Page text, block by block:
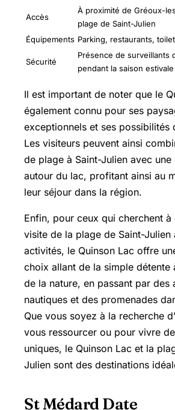
Accès
À proximité de Gréoux-
plage de Saint-Julien
Équipements Parking, restaurants,
Sécurité
Présence de surveillants
pendant la saison estivale
Il est important de noter que le
également connu pour ses
exceptionnels et ses possibilités
Les visiteurs peuvent ainsi
de plage à Saint-Julien avec une
autour du lac, profitant ainsi au
leur séjour dans la région.
Enfin, pour ceux qui cherchent
visite de la plage de Saint-Julien
activités, le Quinson Lac offre
choix allant de la simple détente
de la nature, en passant par des
nautiques et des promenades
Que vous soyez à la recherche
vous ressourcer ou pour vivre
uniques, le Quinson Lac et la
Julien sont des destinations
St Médard Date